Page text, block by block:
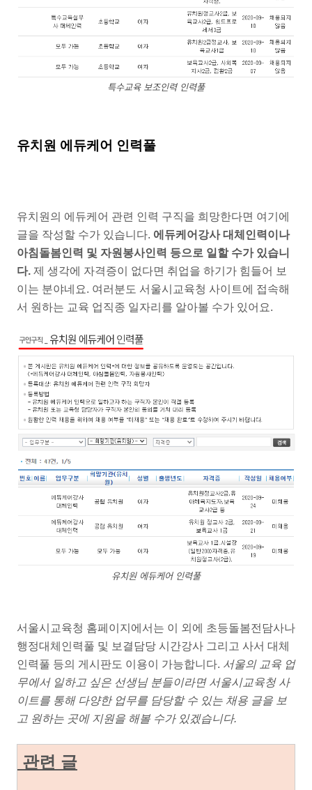
특수교육 보조인력 인력풀
유치원 에듀케어 인력풀
유치원의 에듀케어 관련 인력 구직을 희망한다면 여기에
글을 작성할 수가 있습니다. 에듀케어강사 대체인력이나
아침돌봄인력 및 자원봉사인력 등으로 일할 수가 있습니
다. 제 생각에 자격증이 없다면 취업을 하기가 힘들어 보
이는 분야네요. 여러분도 서울시교육청 사이트에 접속해
서 원하는 교육 업직종 일자리를 알아볼 수가 있어요.
유치원 에듀케어 인력풀
서울시교육청 홈페이지에서는 이 외에 초등돌봄전담사나
행정대체인력풀 및 보결담당 시간강사 그리고 사서 대체
인력풀 등의 게시판도 이용이 가능합니다. 서울의 교육 업
무에서 일하고 싶은 선생님 분들이라면 서울시교육청 사
이트를 통해 다양한 업무를 담당할 수 있는 채용 글을 보
고 원하는 곳에 지원을 해볼 수가 있겠습니다.
관련 글